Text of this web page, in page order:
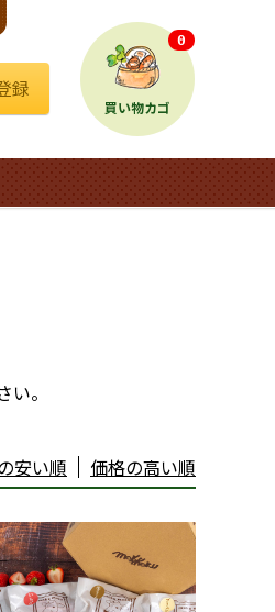
録
買い物カゴ
0
。
安い順 価格の高い順